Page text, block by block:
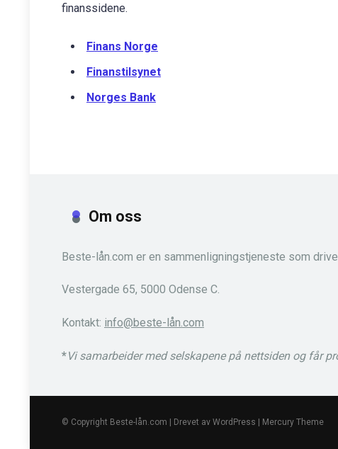
finanssidene.
Finans Norge
Finanstilsynet
Norges Bank
Om oss
Beste-lån.com er en sammenligningstjeneste som
Vestergade 65, 5000 Odense C.
Kontakt: info@beste-lån.com
*Vi samarbeider med selskapene på nettsiden og får
© Copyright Beste-lån.com | Drevet av WordPress | Mercury Theme